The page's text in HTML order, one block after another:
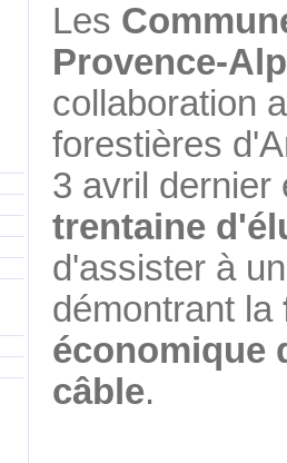
Les
Provence-
collaboration
forestières
3 avril
trentaine
d'assister à
démontrant la
économique
câble.